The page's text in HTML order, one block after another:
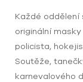
Každé oddělení
originální
policista,
Soutěže,
karnevalového